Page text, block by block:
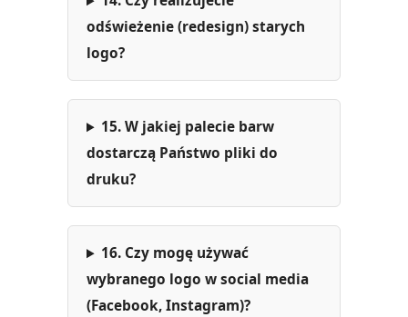
odświeżenie (redesign) starych
logo?
15. W jakiej palecie barw
dostarczą Państwo pliki do
druku?
16. Czy mogę używać
wybranego logo w social media
(Facebook, Instagram)?